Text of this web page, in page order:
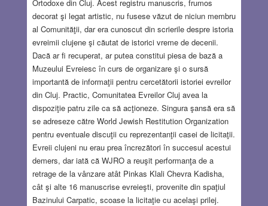
Ortodoxe din Cluj. Acest registru manuscris, frumos
decorat şi legat artistic, nu fusese văzut de niciun membru
al Comunităţii, dar era cunoscut din scrierile despre istoria
evreimii clujene şi căutat de istorici vreme de decenii.
Dacă ar fi recuperat, ar putea constitui piesa de bază a
Muzeului Evreiesc în curs de organizare şi o sursă
importantă de informaţii pentru cercetătorii istoriei evreilor
din Cluj. Practic, Comunitatea Evreilor Cluj avea la
dispoziţie patru zile ca să acţioneze. Singura şansă era să
se adreseze către World Jewish Restitution Organization
pentru eventuale discuţii cu reprezentanţii casei de licitaţii.
Evreii clujeni nu erau prea încrezători în succesul acestui
demers, dar iată că WJRO a reuşit performanţa de a
retrage de la vânzare atât Pinkas Klali Chevra Kadisha,
cât şi alte 16 manuscrise evreieşti, provenite din spaţiul
Bazinului Carpatic, scoase la licitaţie cu acelaşi prilej.